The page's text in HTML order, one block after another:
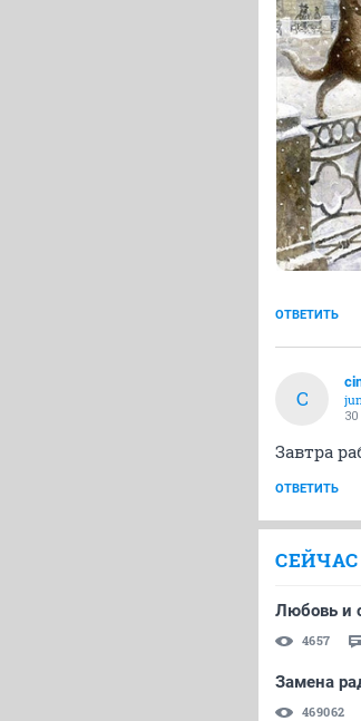
ОТВЕТИТЬ
C
Завтра
ОТВЕТИТЬ
Любовь и
4657
Замена
469062